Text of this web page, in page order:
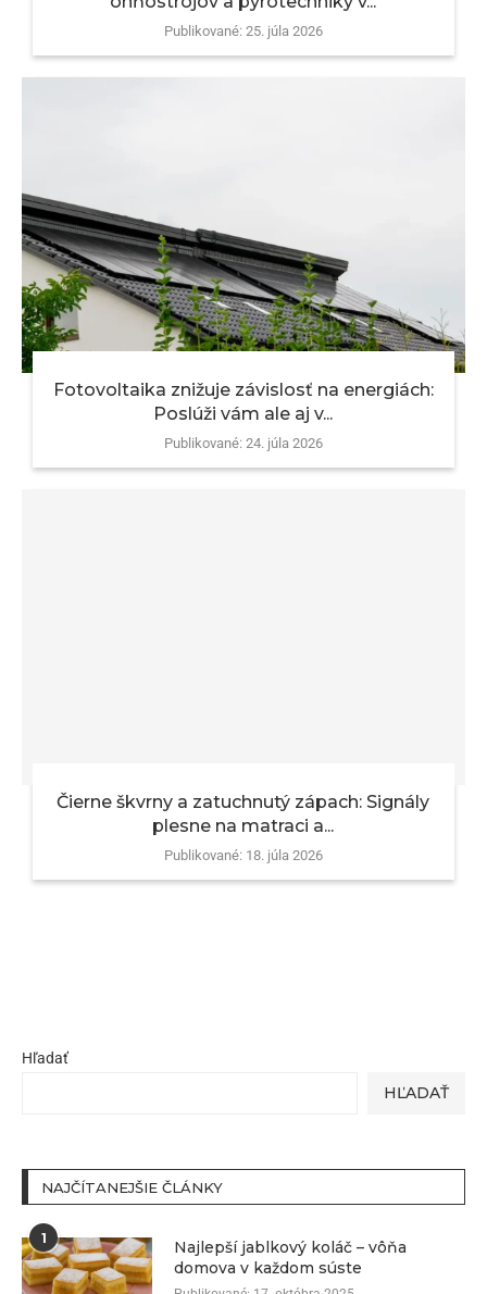
Publikované: 25. júla 2026
Fotovoltaika znižuje závislosť na energiách:
Poslúži vám ale aj v...
Publikované: 24. júla 2026
Čierne škvrny a zatuchnutý zápach: Signály
plesne na matraci a...
Publikované: 18. júla 2026
Hľadať
HĽADAŤ
NAJČÍTANEJŠIE ČLÁNKY
1
Najlepší jablkový koláč – vôňa
domova v každom súste